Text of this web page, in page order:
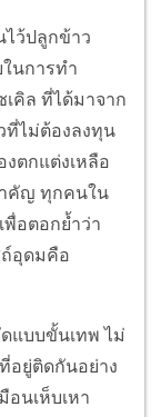
ว้ปลูกข้าว
ในการทำ
คิล ที่ได้มาจาก
ที่ไม่ต้องลงทุน
ตกแต่งเหลือ
ำคัญ ทุกคนใน
พื่อตอกย้ำว่า
อุดมคือ
บบขั้นเทพ ไม่
อยู่ติดกันอย่าง
นเห็บเหา